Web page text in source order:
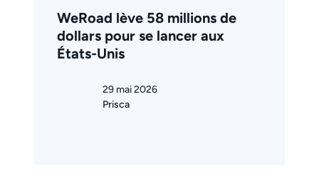
WeRoad lève 58 millions de
dollars pour se lancer aux
États-Unis
29 mai 2026
Prisca